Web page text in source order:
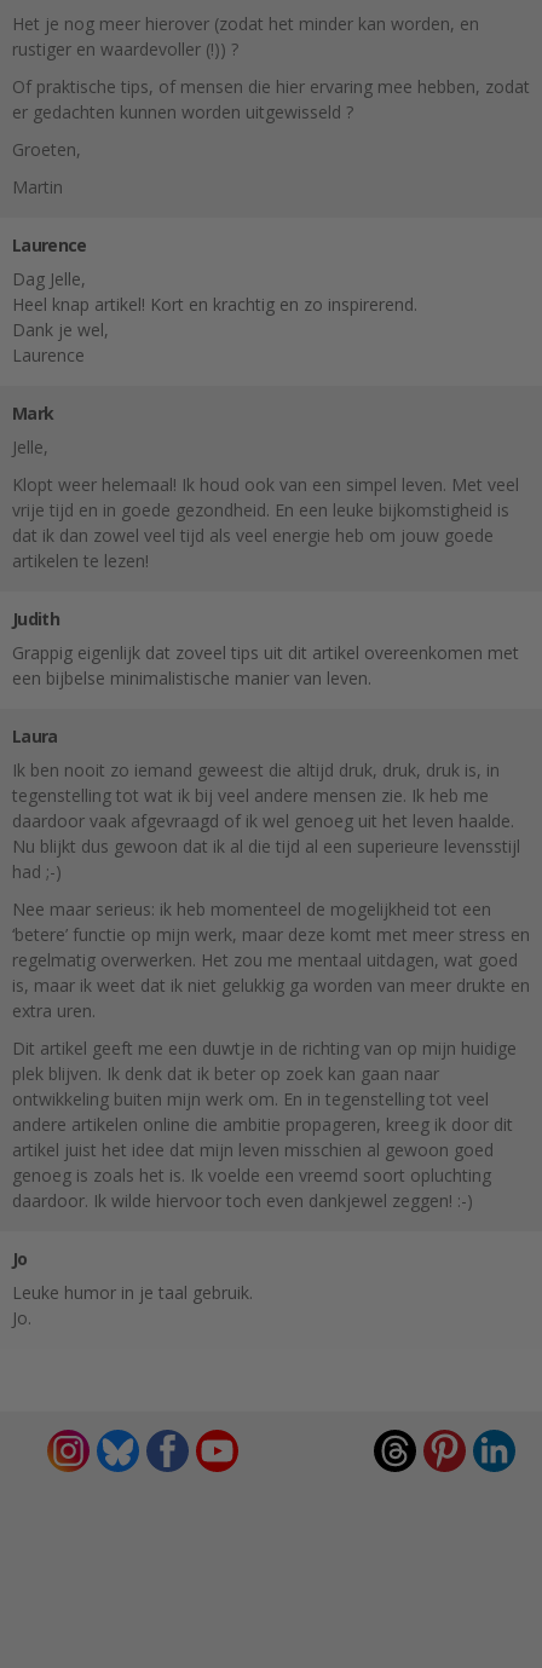
Het je nog meer hierover (zodat het minder kan worden, en
rustiger en waardevoller (!)) ?
Of praktische tips, of mensen die hier ervaring mee hebben, zodat
er gedachten kunnen worden uitgewisseld ?
Groeten,
Martin
Laurence
Dag Jelle,
Heel knap artikel! Kort en krachtig en zo inspirerend.
Dank je wel,
Laurence
Mark
Jelle,
Klopt weer helemaal! Ik houd ook van een simpel leven. Met veel
vrije tijd en in goede gezondheid. En een leuke bijkomstigheid is
dat ik dan zowel veel tijd als veel energie heb om jouw goede
artikelen te lezen!
Judith
Grappig eigenlijk dat zoveel tips uit dit artikel overeenkomen met
een bijbelse minimalistische manier van leven.
Laura
Ik ben nooit zo iemand geweest die altijd druk, druk, druk is, in
tegenstelling tot wat ik bij veel andere mensen zie. Ik heb me
daardoor vaak afgevraagd of ik wel genoeg uit het leven haalde.
Nu blijkt dus gewoon dat ik al die tijd al een superieure levensstijl
had ;-)
Nee maar serieus: ik heb momenteel de mogelijkheid tot een
‘betere’ functie op mijn werk, maar deze komt met meer stress en
regelmatig overwerken. Het zou me mentaal uitdagen, wat goed
is, maar ik weet dat ik niet gelukkig ga worden van meer drukte en
extra uren.
Dit artikel geeft me een duwtje in de richting van op mijn huidige
plek blijven. Ik denk dat ik beter op zoek kan gaan naar
ontwikkeling buiten mijn werk om. En in tegenstelling tot veel
andere artikelen online die ambitie propageren, kreeg ik door dit
artikel juist het idee dat mijn leven misschien al gewoon goed
genoeg is zoals het is. Ik voelde een vreemd soort opluchting
daardoor. Ik wilde hiervoor toch even dankjewel zeggen! :-)
Jo
Leuke humor in je taal gebruik.
Jo.